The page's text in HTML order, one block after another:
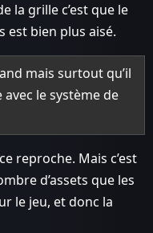
la grille c’est que le
est bien plus aisé.
mais surtout qu’il
le système de
reproche. Mais c’est
d’assets que les
le jeu, et donc la